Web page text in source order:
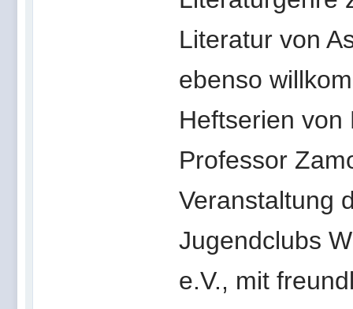
Literatur von
ebenso
Heftserien
Professor
Veranstaltung
Jugendclubs
e.V., mit